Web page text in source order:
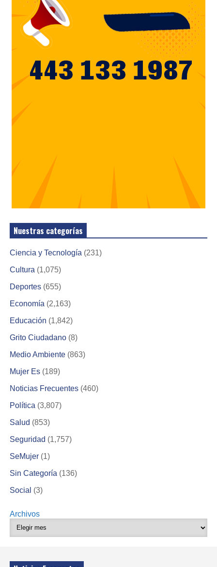
Nuestras categorías
Ciencia y Tecnología (231)
Cultura (1,075)
Deportes (655)
Economía (2,163)
Educación (1,842)
Grito Ciudadano (8)
Medio Ambiente (863)
Mujer Es (189)
Noticias Frecuentes (460)
Política (3,807)
Salud (853)
Seguridad (1,757)
SeMujer (1)
Sin Categoría (136)
Social (3)
Archivos